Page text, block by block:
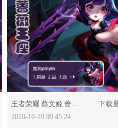
分享：
王者荣耀 蔡文姬 蔷薇王座-616693
下载
2020-10-29 09:45:24